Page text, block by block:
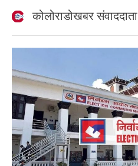
कोलोराडोखबर संवाददाता